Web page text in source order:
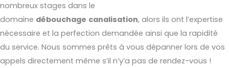
nombreux stages dans le
domaine débouchage canalisation, alors ils ont l’expertise
nécessaire et la perfection demandée ainsi que la rapidité
du service. Nous sommes prêts à vous dépanner lors de vos
appels directement même s’il n’y’a pas de rendez-vous !